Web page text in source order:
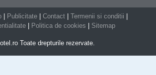
Publicitate Contact Termenii si conditii
Politica de cookies Sitemap
Toate drepturile rezervate.